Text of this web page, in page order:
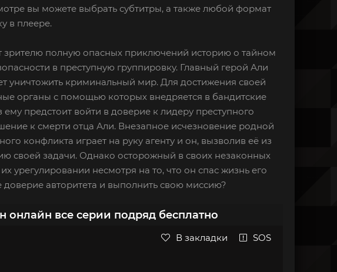
вы можете выбрать субтитры, а также любой формат
в плеере.
зрителю полную опасных приключений историю о тайном
в преступную группировку. Главный герой Али
уничтожить криминальный мир. Для достижения своей
органы с помощью которых внедряется в бандитские
предстоит войти в доверие к лидеру преступного
к смерти отца Али. Внезапное исчезновение родной
конфликта играет на руку агенту и он, вызволив её из
своей задачи. Однако осторожный в своих незаконных
урегулировании несмотря на то, что он спас жизнь его
авторитета и выполнить свою миссию?
онлайн все серии подряд бесплатно
В закладки SOS